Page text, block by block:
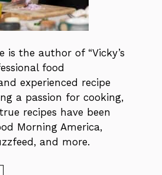
is the author of “Vicky’s
food
experienced recipe
a passion for cooking,
recipes have been
Morning America,
and more.